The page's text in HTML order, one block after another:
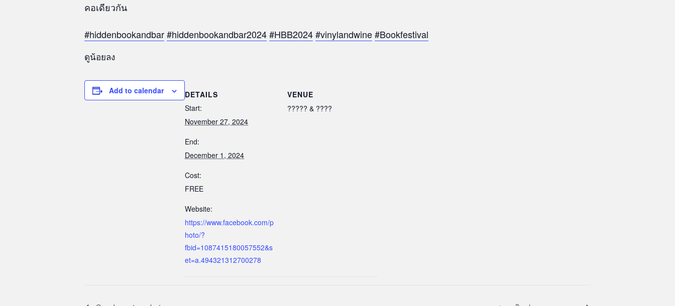
คอเดียวกัน
#hiddenbookandbar#hiddenbookandbar2024#HBB2024#vinylandwine#Bookfestival
ดูน้อยลง
Add to calendar
DETAILS
Start:
November 27, 2024
End:
December 1, 2024
Cost:
FREE
Website:
https://www.facebook.com/p
hoto/?
fbid=1087415180057552&s
et=a.494321312700278
VENUE
????? & ????